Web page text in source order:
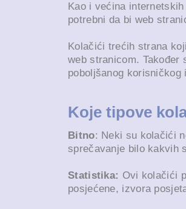
Kao i većina
potrebni da bi web
Kolačići trećih strana
web stranicom.
poboljšanog
Koje tipove
Bitno: Neki su kolačići
sprečavanje bilo kakvih
Statistika: Ovi kolačići
posjećene, izvora